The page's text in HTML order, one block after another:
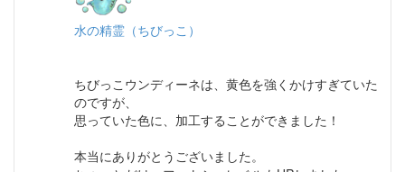
水の精霊（ちびっこ）
ちびっこウンディーネは、黄色を強くかけすぎていた
のですが、
思っていた色に、加工することができました！
本当にありがとうございました。